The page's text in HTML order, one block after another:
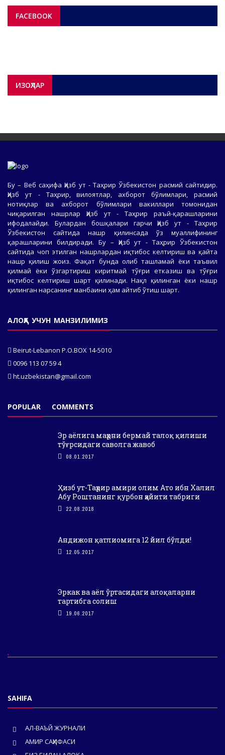
FACEBOOK
ИЗОҲЛАР
Бу – Веб саҳифа Ҳизб ут - Таҳрир Ўзбекистон расмий сайтидир.
Ҳизб ут - Таҳрир, вилоятлар, ахборот бўлимлари, расмий
нотиқлар ва ахборот бўлимлари вакиллари томонидан
чиқарилган нашрлар Ҳизб ут - Таҳрир раъй-қарашларини
ифодалайди. Булардан бошқалари гарчи Ҳизб ут - Таҳрир
Ўзбекистон сайтида нашр қилинсада ўз муаллифининг
қарашларини билдиради. Бу – Ҳизб ут - Таҳрир Ўзбекистон
сайтида чоп этилган нашрлардан иқтибос келтириш ва қайта
нашр қилиш жоиз. Фақат бунда олиб ташламай ёки таъвил
қилмай ёки ўзгартириш киритмай тўғри етказиш ва тўғри
иқтибос келтириш шарт қилинади. Нақл қилинган ёки нашр
қилинган нарсанинг манбаини ҳам айтиб ўтиш шарт.
АЛОҚА УЧУН МАНЗИЛИМИЗ
Beirut-Lebanon P.O.BOX 14-5010
0096 113 07 59 4
ht.uzbekistan@gmail.com
POPULAR COMMENTS
Эр аёлига маҳрни бермай талоқ қилиши
тўғрсидаги саволга жавоб
08.01.2017
Ҳизб ут-Таҳрир амири олим Ато ибн Халил
Абу Роштанинг қурбон ҳайити табриги
22.08.2018
Андижон қатлиомига 12 йил бўлди!
12.05.2017
Эркак ва аёл ўртасидаги алоқаларни
тартибга солиш
19.06.2017
SAHIFA
АЛ-ВАЪЙ ЖУРНАЛИ
АМИР САҲИФАСИ